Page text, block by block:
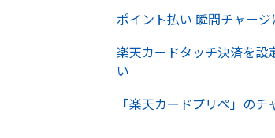
ポイント払い 瞬間チャー
楽天カードタッチ決済を設
い
「楽天カードプリペ」の